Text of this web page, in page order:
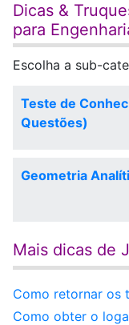
Dicas &
para
Escolha a sub-
Teste de
Questões)
Geometria
Mais dicas de
Como retornar os
Como obter o